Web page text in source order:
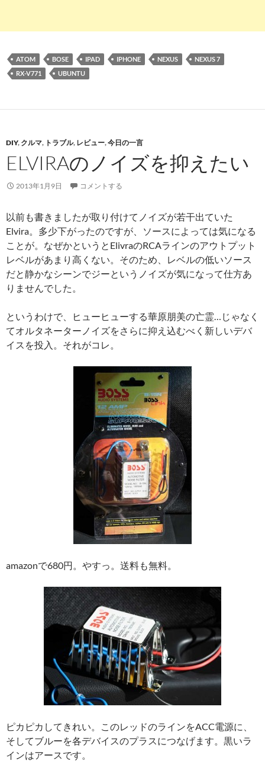
ATOM BOSE IPAD IPHONE NEXUS
NEXUS 7
RX-V771
UBUNTU
DIY, クルマ, トラブル, レビュー,今日の一言
ELVIRAのノイズを抑えたい
2013年1月9日 コメントする
以前も書きましたが取り付けてノイズが若干出ていた
Elvira。多少下がったのですが、ソースによっては気になる
ことが。なぜかというとElivraのRCAラインのアウトプット
レベルがあまり高くない。そのため、レベルの低いソース
だと静かなシーンでジーというノイズが気になって仕方あ
りませんでした。
というわけで、ヒューヒューする華原朋美の亡霊…じゃなく
てオルタネーターノイズをさらに抑え込むべく新しいデバ
イスを投入。それがコレ。
amazonで680円。やすっ。送料も無料。
ピカピカしてきれい。このレッドのラインをACC電源に、
そしてブルーを各デバイスのプラスにつなげます。黒いラ
インはアースです。